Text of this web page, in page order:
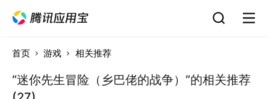
首页 游戏 相关推荐
“迷你先生冒险（乡巴佬的战争）”的相关推荐